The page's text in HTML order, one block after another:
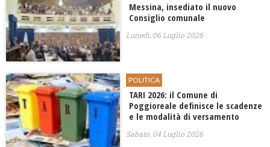
Messina, insediato il nuovo
Consiglio comunale
Lunedì, 06 Luglio 2026
POLITICA
TARI 2026: il Comune di
Poggioreale definisce le scadenze
e le modalità di versamento
Sabato, 04 Luglio 2026